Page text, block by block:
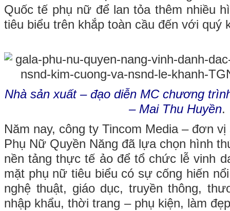
Quốc tế phụ nữ để lan tỏa thêm nhiều
tiêu biểu trên khắp toàn cầu đến với quý
Nhà sản xuất – đạo diễn MC chương
– Mai Thu Huyền.
Năm nay, công ty Tincom Media – đơn
Phụ Nữ Quyền Năng đã lựa chọn hình
nền tảng thực tế ảo để tổ chức lễ vinh
mặt phụ nữ tiêu biểu có sự cống hiến
nghệ thuật, giáo dục, truyền thông,
nhập khẩu, thời trang – phụ kiện, làm